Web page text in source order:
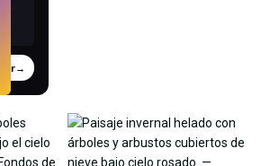
Probar →